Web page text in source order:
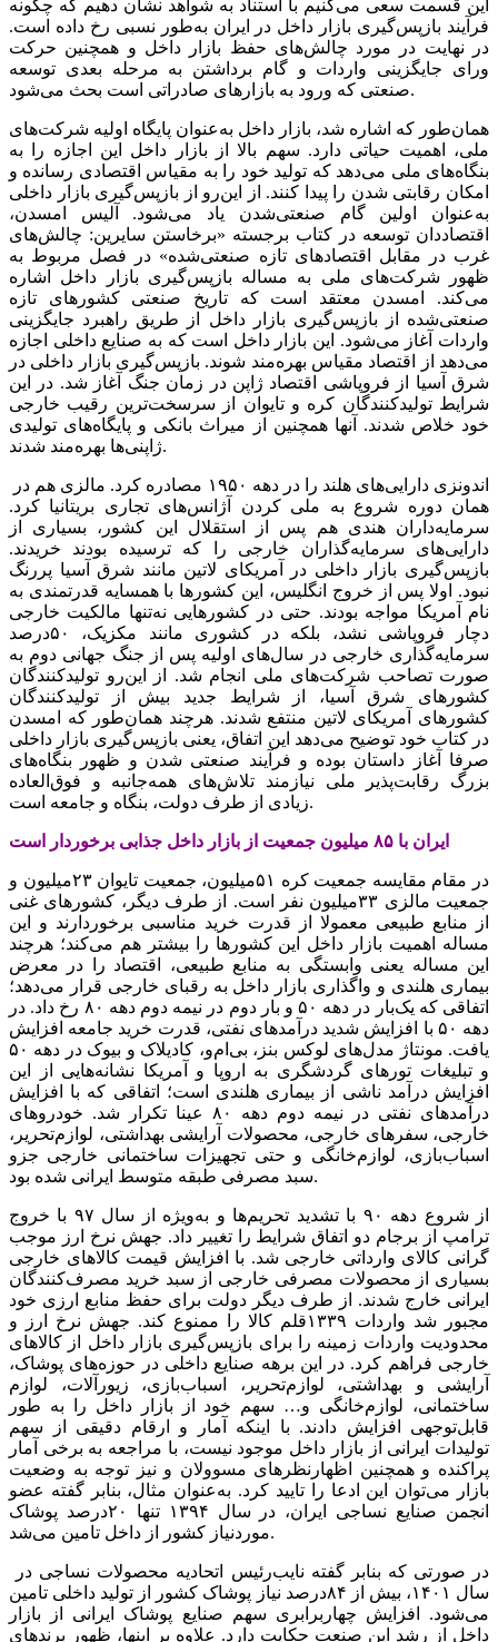
این قسمت سعی می‌کنیم با استناد به شواهد نشان دهیم که چگونه
فرآیند بازپس‌‌‌گیری بازار داخل در ایران به‌طور نسبی رخ داده است.
در نهایت در مورد چالش‌‌‌های حفظ بازار داخل و همچنین حرکت
ورای جایگزینی واردات و گام برداشتن به مرحله بعدی توسعه
صنعتی که ورود به بازارهای صادراتی است بحث می‌شود.
همان‌طور که اشاره شد، بازار داخل به‌عنوان پایگاه اولیه شرکت‌های
ملی، اهمیت حیاتی دارد. سهم بالا از بازار داخل این اجازه را به
بنگاه‌‌‌های ملی می‌دهد که تولید خود را به مقیاس اقتصادی رسانده و
امکان رقابتی شدن را پیدا کنند. از این‌رو از بازپس‌‌‌گیری بازار داخلی
به‌عنوان اولین گام صنعتی‌شدن یاد می‌شود. آلیس امسدن،
اقتصاددان توسعه در کتاب برجسته «برخاستن سایرین: چالش‌‌‌های
غرب در مقابل اقتصادهای تازه صنعتی‌‌‌شده» در فصل مربوط به
ظهور شرکت‌های ملی به مساله بازپس‌‌‌گیری بازار داخل اشاره
می‌کند. امسدن معتقد است که تاریخ صنعتی کشورهای تازه
صنعتی‌‌‌شده از بازپس‌‌‌گیری بازار داخل از طریق راهبرد جایگزینی
واردات آغاز می‌شود. این بازار داخل است که به صنایع داخلی اجازه
می‌دهد از اقتصاد مقیاس بهره‌‌‌مند شوند. بازپس‌‌‌گیری بازار داخلی در
شرق آسیا از فروپاشی اقتصاد ژاپن در زمان جنگ آغاز شد. در این
شرایط تولیدکنندگان کره و تایوان از سرسخت‌‌‌ترین رقیب خارجی
خود خلاص شدند. آنها همچنین از میراث بانکی و پایگاه‌‌‌های تولیدی
ژاپنی‌‌‌ها بهره‌‌‌مند شدند.
همان دوره شروع به ملی کردن آژانس‌‌‌های تجاری بریتانیا کرد.
سرمایه‌‌‌داران هندی هم پس از استقلال این کشور، بسیاری از
دارایی‌‌‌های سرمایه‌گذاران خارجی را که ترسیده بودند خریدند.
بازپس‌‌‌گیری بازار داخلی در آمریکای لاتین مانند شرق آسیا پررنگ
نبود. اولا پس از خروج انگلیس، این کشورها با همسایه قدرتمندی به
نام آمریکا مواجه بودند. حتی در کشورهایی نه‌تنها مالکیت خارجی
دچار فروپاشی نشد، بلکه در کشوری مانند مکزیک، ۵۰‌درصد
سرمایه‌گذاری خارجی در سال‌های اولیه پس از جنگ جهانی دوم به
صورت تصاحب شرکت‌های ملی انجام شد. از این‌رو تولیدکنندگان
کشورهای شرق آسیا، از شرایط جدید بیش از تولیدکنندگان
کشورهای آمریکای لاتین منتفع شدند. هرچند همان‌طور که امسدن
در کتاب خود توضیح می‌دهد این اتفاق، یعنی بازپس‌‌‌گیری بازار داخلی
صرفا آغاز داستان بوده و فرآیند صنعتی شدن و ظهور بنگاه‌‌‌های
بزرگ رقابت‌‌‌پذیر ملی نیازمند تلاش‌‌‌های همه‌جانبه و فوق‌‌‌العاده
زیادی از طرف دولت، بنگاه و جامعه است.
ایران با ۸۵ میلیون جمعیت از بازار داخل جذابی برخوردار است
در مقام مقایسه جمعیت کره ۵۱میلیون، جمعیت تایوان ۲۳میلیون و
جمعیت مالزی ۳۳میلیون نفر است. از طرف دیگر، کشورهای غنی
از منابع طبیعی معمولا از قدرت خرید مناسبی برخوردارند و این
مساله اهمیت بازار داخل این کشورها را بیشتر هم می‌کند؛ هرچند
این مساله یعنی وابستگی به منابع طبیعی، اقتصاد را در معرض
بیماری هلندی و واگذاری بازار داخل به رقبای خارجی قرار می‌دهد؛
اتفاقی که یک‌بار در دهه ۵۰ و بار دوم در نیمه دوم دهه ۸۰ رخ داد. در
دهه ۵۰ با افزایش شدید درآمدهای نفتی، قدرت خرید جامعه افزایش
یافت. مونتاژ مدل‌‌‌های لوکس بنز، بی‌‌‌ام‌‌‌و، کادیلاک و بیوک در دهه ۵۰
و تبلیغات تورهای گردشگری به اروپا و آمریکا نشانه‌‌‌هایی از این
افزایش درآمد ناشی از بیماری هلندی است؛ اتفاقی که با افزایش
درآمدهای نفتی در نیمه دوم دهه ۸۰ عینا تکرار شد. خودروهای
خارجی، سفرهای خارجی، محصولات آرایشی بهداشتی، لوازم‌تحریر،
اسباب‌بازی، لوازم‌خانگی و حتی تجهیزات ساختمانی خارجی جزو
سبد مصرفی طبقه متوسط ایرانی شده بود.
از شروع دهه ۹۰ با تشدید تحریم‌‌‌ها و به‌ویژه از سال ۹۷ با خروج
ترامپ از برجام دو اتفاق شرایط را تغییر داد. جهش نرخ ارز موجب
گرانی کالای وارداتی خارجی شد. با افزایش قیمت کالاهای خارجی
بسیاری از محصولات مصرفی خارجی از سبد خرید مصرف‌کنندگان
ایرانی خارج شدند. از طرف دیگر دولت برای حفظ منابع ارزی خود
مجبور شد واردات ۱۳۳۹قلم کالا را ممنوع کند. جهش نرخ ارز و
محدودیت واردات زمینه را برای بازپس‌‌‌گیری بازار داخل از کالاهای
خارجی فراهم کرد. در این برهه صنایع داخلی در حوزه‌‌‌های پوشاک،
آرایشی و بهداشتی، لوازم‌تحریر، اسباب‌‌‌بازی، زیورآلات، لوازم
ساختمانی، لوازم‌خانگی و… سهم خود از بازار داخل را به طور
قابل‌توجهی افزایش دادند. با اینکه آمار و ارقام دقیقی از سهم
تولیدات ایرانی از بازار داخل موجود نیست، با مراجعه به برخی آمار
پراکنده و همچنین اظهارنظرهای مسوولان و نیز توجه به وضعیت
بازار می‌‌‌توان این ادعا را تایید کرد. به‌عنوان مثال، بنابر گفته عضو
انجمن صنایع نساجی ایران، در سال ۱۳۹۴ تنها ۲۰‌درصد پوشاک
موردنیاز کشور از داخل تامین می‌‌‌شد.
سال ۱۴۰۱، بیش از ۸۴‌درصد نیاز پوشاک کشور از تولید داخلی تامین
می‌شود. افزایش چهاربرابری سهم صنایع پوشاک ایرانی از بازار
داخل از رشد این صنعت حکایت دارد. علاوه بر اینها، ظهور برندهای